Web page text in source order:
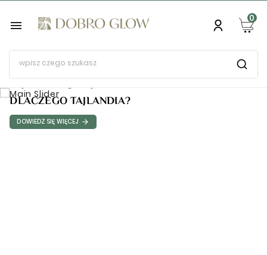

0
Co Dobrego Oferuje
Tajska Pielęgnacja?
DLACZEGO TAJLANDIA?
DOWIEDZ SIĘ WIĘCEJ 